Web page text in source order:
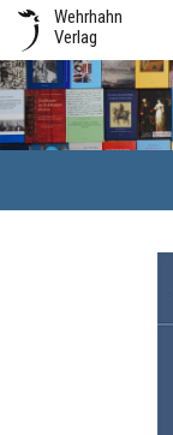
Wehrhahn
Verlag